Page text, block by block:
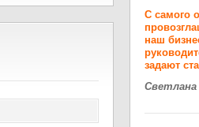
С самого
наш
задают
Светлана